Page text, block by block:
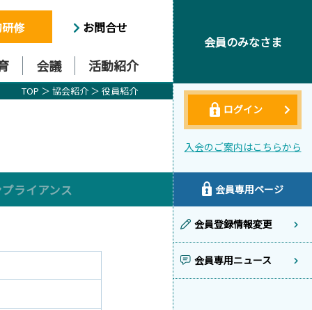
修 お問合せ
会議 活動紹介
TOP ＞ 協会紹介 ＞ 役員紹介
ライアンス
会員のみなさま
ログイン
入会のご案内はこちらから
会員専用ページ
会員登録情報変更
会員専用ニュース